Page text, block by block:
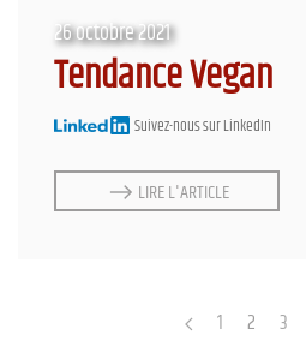
26 octobre 2021
Tendance Vegan
Suivez-nous sur LinkedIn
LIRE L'ARTICLE
1 2 3